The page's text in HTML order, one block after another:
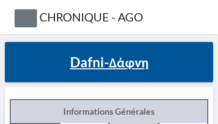
CHRONIQUE - AGO
Dafni-Δάφνη
Informations Générales